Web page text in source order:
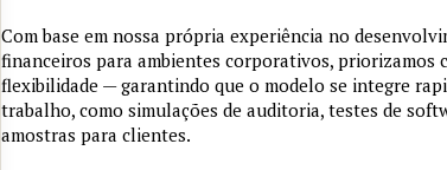
Com base em nossa própria experiência no
financeiros para ambientes corporativos, priorizamos
flexibilidade — garantindo que o modelo se integre
trabalho, como simulações de auditoria, testes de
amostras para clientes.